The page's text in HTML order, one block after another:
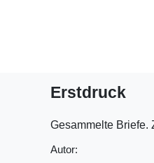
Erstdruck
Gesammelte Briefe.
Autor: